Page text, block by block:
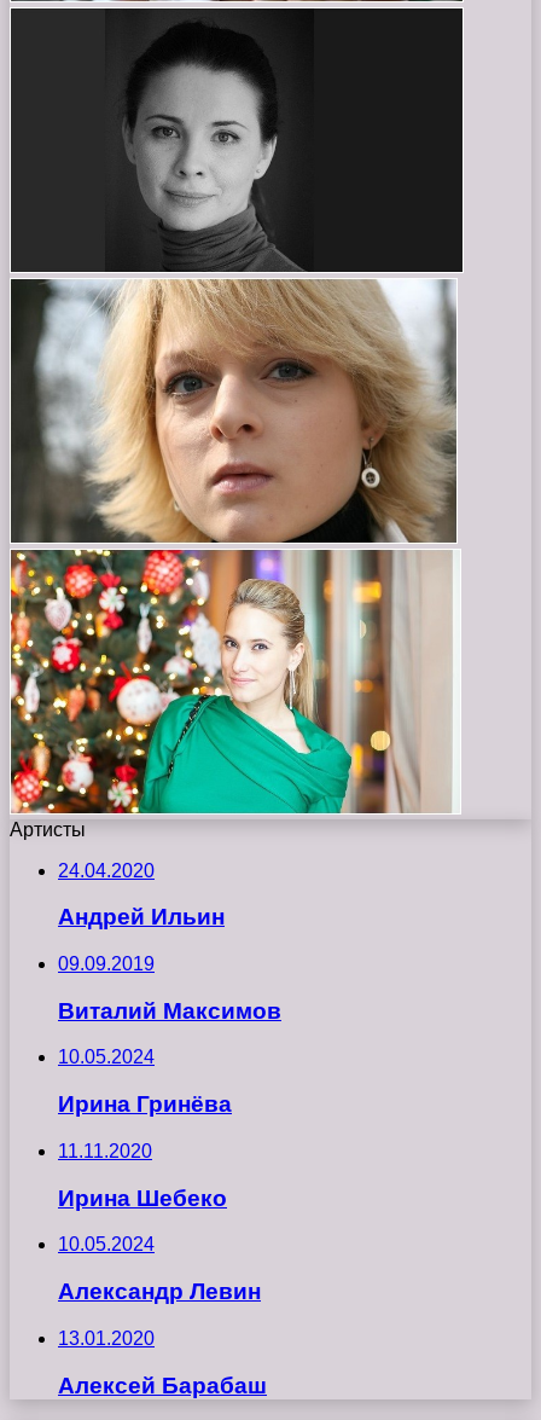
Артисты
24.04.2020
Андрей Ильин
09.09.2019
Виталий Максимов
10.05.2024
Ирина Гринёва
11.11.2020
Ирина Шебеко
10.05.2024
Александр Левин
13.01.2020
Алексей Барабаш